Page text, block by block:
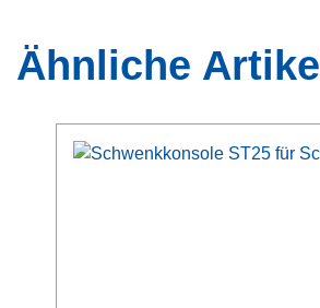
Ähnliche Artikel